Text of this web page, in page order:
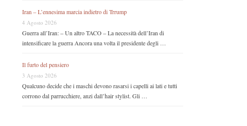
Iran – L’ennesima marcia indietro di Trrump
4 Agosto 2026
Guerra all’Iran: – Un altro TACO – La necessità dell’Iran di
intensificare la guerra Ancora una volta il presidente degli …
Il furto del pensiero
3 Agosto 2026
Qualcuno decide che i maschi devono rasarsi i capelli ai lati e tutti
corrono dal parrucchiere, anzi dall’hair stylist. Gli …